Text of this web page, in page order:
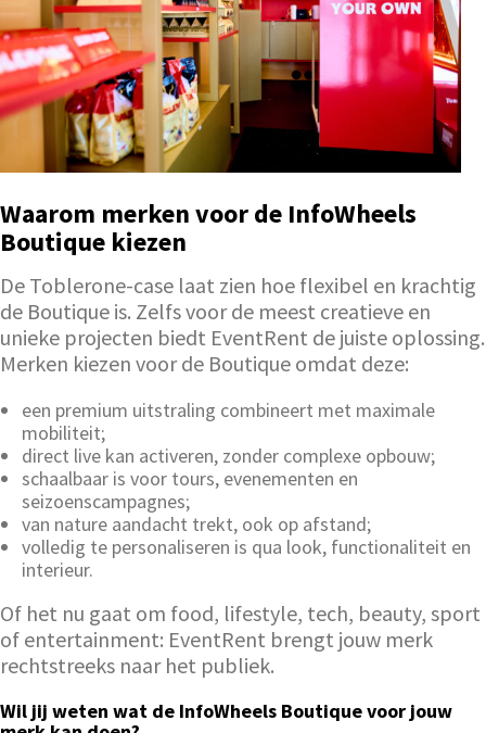
Waarom merken voor de InfoWheels
Boutique kiezen
De Toblerone-case laat zien hoe flexibel en krachtig
de Boutique is. Zelfs voor de meest creatieve en
unieke projecten biedt EventRent de juiste oplossing.
Merken kiezen voor de Boutique omdat deze:
een premium uitstraling combineert met maximale
mobiliteit;
direct live kan activeren, zonder complexe opbouw;
schaalbaar is voor tours, evenementen en
seizoenscampagnes;
van nature aandacht trekt, ook op afstand;
volledig te personaliseren is qua look, functionaliteit en
interieur.
Of het nu gaat om food, lifestyle, tech, beauty, sport
of entertainment: EventRent brengt jouw merk
rechtstreeks naar het publiek.
Wil jij weten wat de InfoWheels Boutique voor jouw